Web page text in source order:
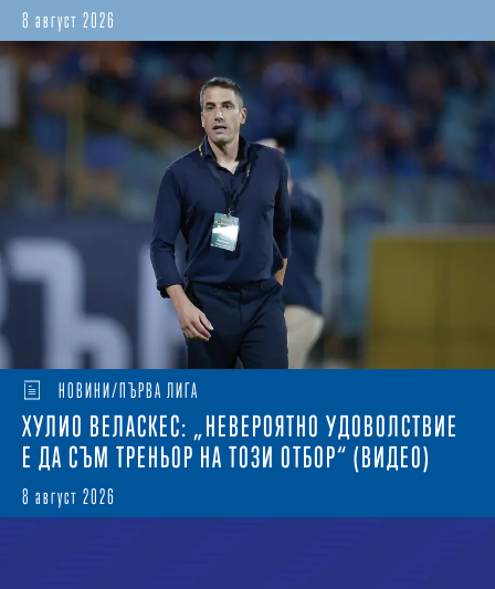
8 август 2026
НОВИНИ/ПЪРВА ЛИГА
ХУЛИО ВЕЛАСКЕС: „НЕВЕРОЯТНО УДОВОЛСТВИЕ
Е ДА СЪМ ТРЕНЬОР НА ТОЗИ ОТБОР“ (ВИДЕО)
8 август 2026